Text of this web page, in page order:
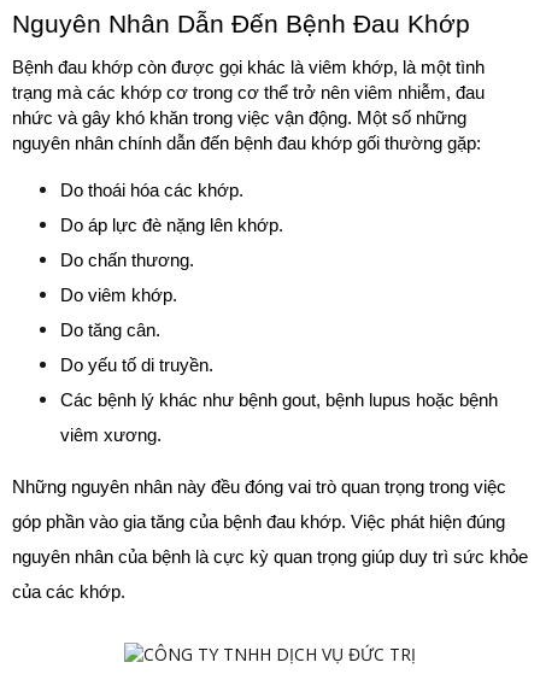
Nguyên Nhân Dẫn Đến Bệnh Đau Khớp
Bệnh đau khớp còn được gọi khác là viêm khớp, là một tình
trạng mà các khớp cơ trong cơ thể trở nên viêm nhiễm, đau
nhức và gây khó khăn trong việc vận động. Một số những
nguyên nhân chính dẫn đến bệnh đau khớp gối thường gặp:
Do thoái hóa các khớp.
Do áp lực đè nặng lên khớp.
Do chấn thương.
Do viêm khớp.
Do tăng cân.
Do yếu tố di truyền.
Các bệnh lý khác như bệnh gout, bệnh lupus hoặc bệnh
viêm xương.
Những nguyên nhân này đều đóng vai trò quan trọng trong việc
góp phần vào gia tăng của bệnh đau khớp. Việc phát hiện đúng
nguyên nhân của bệnh là cực kỳ quan trọng giúp duy trì sức khỏe
của các khớp.